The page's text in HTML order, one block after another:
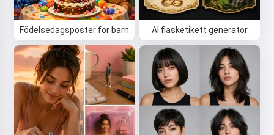
Födelsedagsposter för barn AI flasketikett generator